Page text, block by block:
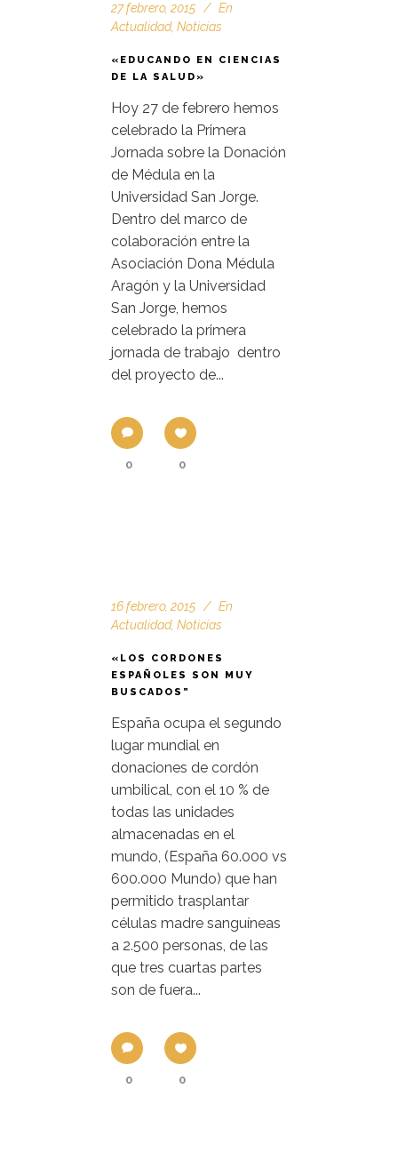
27 febrero, 2015
En
Actualidad, Noticias
«EDUCANDO EN CIENCIAS
DE LA SALUD»
Hoy 27 de febrero hemos
celebrado la Primera
Jornada sobre la Donación
de Médula en la
Universidad San Jorge.
Dentro del marco de
colaboración entre la
Asociación Dona Médula
Aragón y la Universidad
San Jorge, hemos
celebrado la primera
jornada de trabajo dentro
del proyecto de...
0 0
16 febrero, 2015
En
Actualidad, Noticias
«LOS CORDONES
ESPAÑOLES SON MUY
BUSCADOS”
España ocupa el segundo
lugar mundial en
donaciones de cordón
umbilical, con el 10 % de
todas las unidades
almacenadas en el
mundo, (España 60.000 vs
600.000 Mundo) que han
permitido trasplantar
células madre sanguíneas
a 2.500 personas, de las
que tres cuartas partes
son de fuera...
0 0